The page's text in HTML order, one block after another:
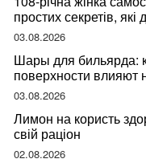
простих секретів,
03.08.2026
Шары для бильярда:
поверхности влияют
03.08.2026
Лимон на користь
свій раціон
02.08.2026